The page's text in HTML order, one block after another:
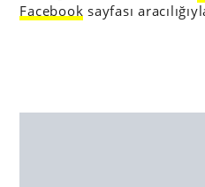
Facebook sayfası